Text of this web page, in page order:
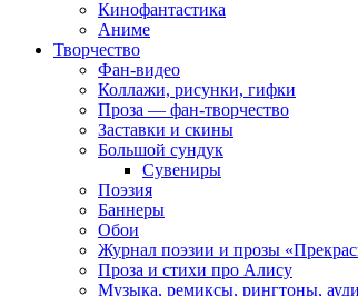
Кинофантастика
Аниме
Творчество
Фан-видео
Коллажи, рисунки, гифки
Проза — фан-творчество
Заставки и скины
Большой сундук
Сувениры
Поэзия
Баннеры
Обои
Журнал поэзии и прозы
Проза и стихи про Алису
Музыка, ремиксы, рингтоны,